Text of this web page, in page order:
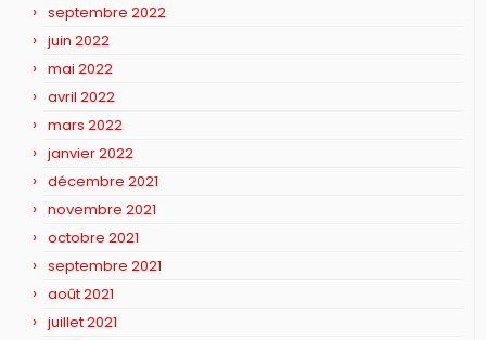
septembre 2022
juin 2022
mai 2022
avril 2022
mars 2022
janvier 2022
décembre 2021
novembre 2021
octobre 2021
septembre 2021
août 2021
juillet 2021